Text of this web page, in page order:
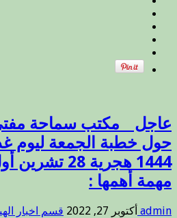
.
مغلقةعاجل _ مكتب سماحة
مهمة أهمها :
admin أكتوبر 27, 2022 قسم اخبار